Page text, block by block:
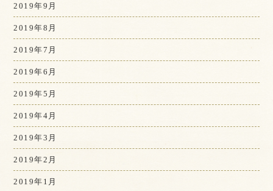
2019年9月
2019年8月
2019年7月
2019年6月
2019年5月
2019年4月
2019年3月
2019年2月
2019年1月